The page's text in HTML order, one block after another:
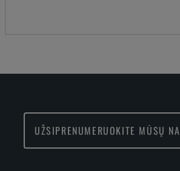
UŽSIPRENUMERUOKITE MŪSŲ